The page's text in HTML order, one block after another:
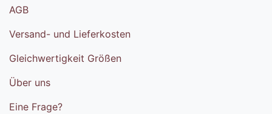
AGB
Versand- und Lieferkosten
Gleichwertigkeit Größen
Über uns
Eine Frage?